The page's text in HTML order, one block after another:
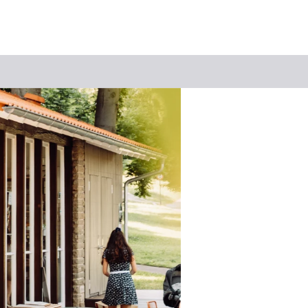
Suchbegriff
Das könnte Sie interessieren
Stadtführungen
Ausflugsziele
Erlebnisse
Wein
Radfahren
Wandern